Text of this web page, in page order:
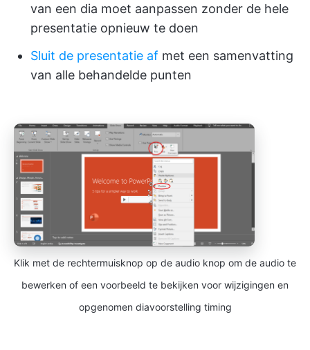
van een dia moet aanpassen zonder de hele
presentatie opnieuw te doen
Sluit de presentatie af met een samenvatting
van alle behandelde punten
Klik met de rechtermuisknop op de audio knop om de audio te
bewerken of een voorbeeld te bekijken voor wijzigingen en
opgenomen diavoorstelling timing